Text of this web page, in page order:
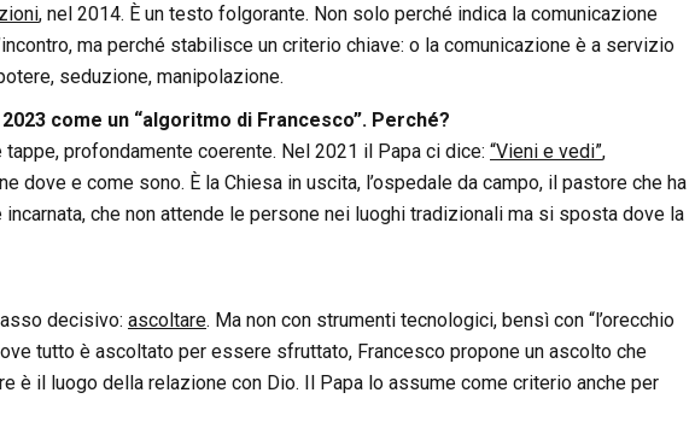
, nel 2014. È un testo folgorante. Non solo perché indica la comunicazione
ma perché stabilisce un criterio chiave: o la comunicazione è a servizio
seduzione, manipolazione.
come un “algoritmo di Francesco”. Perché?
profondamente coerente. Nel 2021 il Papa ci dice: “Vieni e vedi”,
dove e come sono. È la Chiesa in uscita, l’ospedale da campo, il pastore che ha
incarnata, che non attende le persone nei luoghi tradizionali ma si sposta dove la
decisivo: ascoltare. Ma non con strumenti tecnologici, bensì con “l’orecchio
tutto è ascoltato per essere sfruttato, Francesco propone un ascolto che
è il luogo della relazione con Dio. Il Papa lo assume come criterio anche per